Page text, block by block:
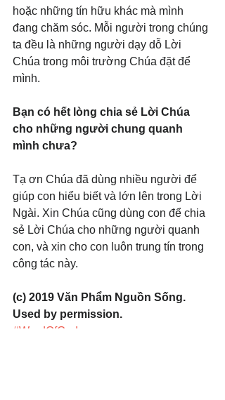
hoặc những tín hữu khác mà mình
đang chăm sóc. Mỗi người trong chúng
ta đều là những người dạy dỗ Lời
Chúa trong môi trường Chúa đặt để
mình.
Bạn có hết lòng chia sẻ Lời Chúa
cho những người chung quanh
mình chưa?
Tạ ơn Chúa đã dùng nhiều người để
giúp con hiểu biết và lớn lên trong Lời
Ngài. Xin Chúa cũng dùng con để chia
sẻ Lời Chúa cho những người quanh
con, và xin cho con luôn trung tín trong
công tác này.
(c) 2019 Văn Phẩm Nguồn Sống.
Used by permission.
#WordOfGod